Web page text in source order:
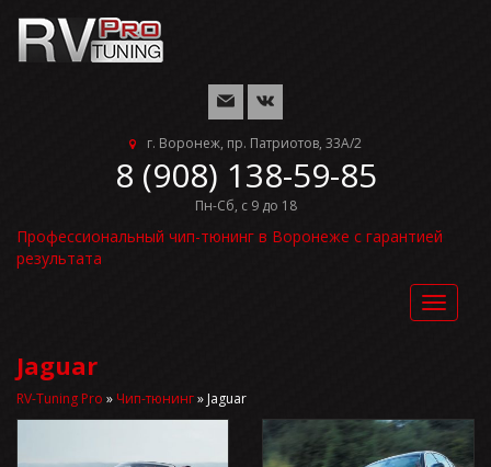
г. Воронеж, пр. Патриотов, 33А/2
8 (908) 138-59-85
Пн-Сб, с 9 до 18
Профессиональный чип-тюнинг в Воронеже с гарантией
результата
Toggle
Jaguar
RV-Tuning Pro » Чип-тюнинг» Jaguar